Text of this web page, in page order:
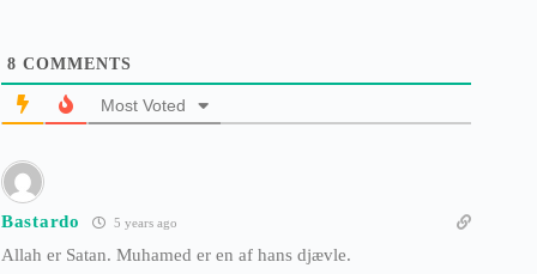
8 COMMENTS
Most Voted
Bastardo 5 years ago
Allah er Satan. Muhamed er en af hans djævle.